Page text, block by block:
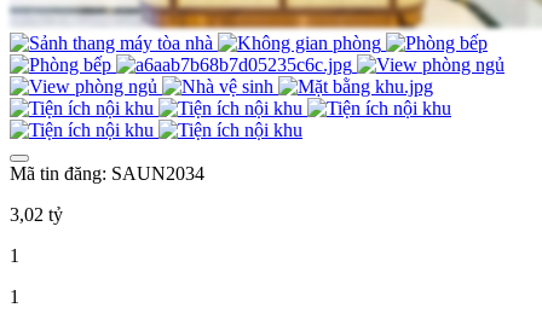
Mã tin đăng: SAUN2034
3,02 tỷ
1
1